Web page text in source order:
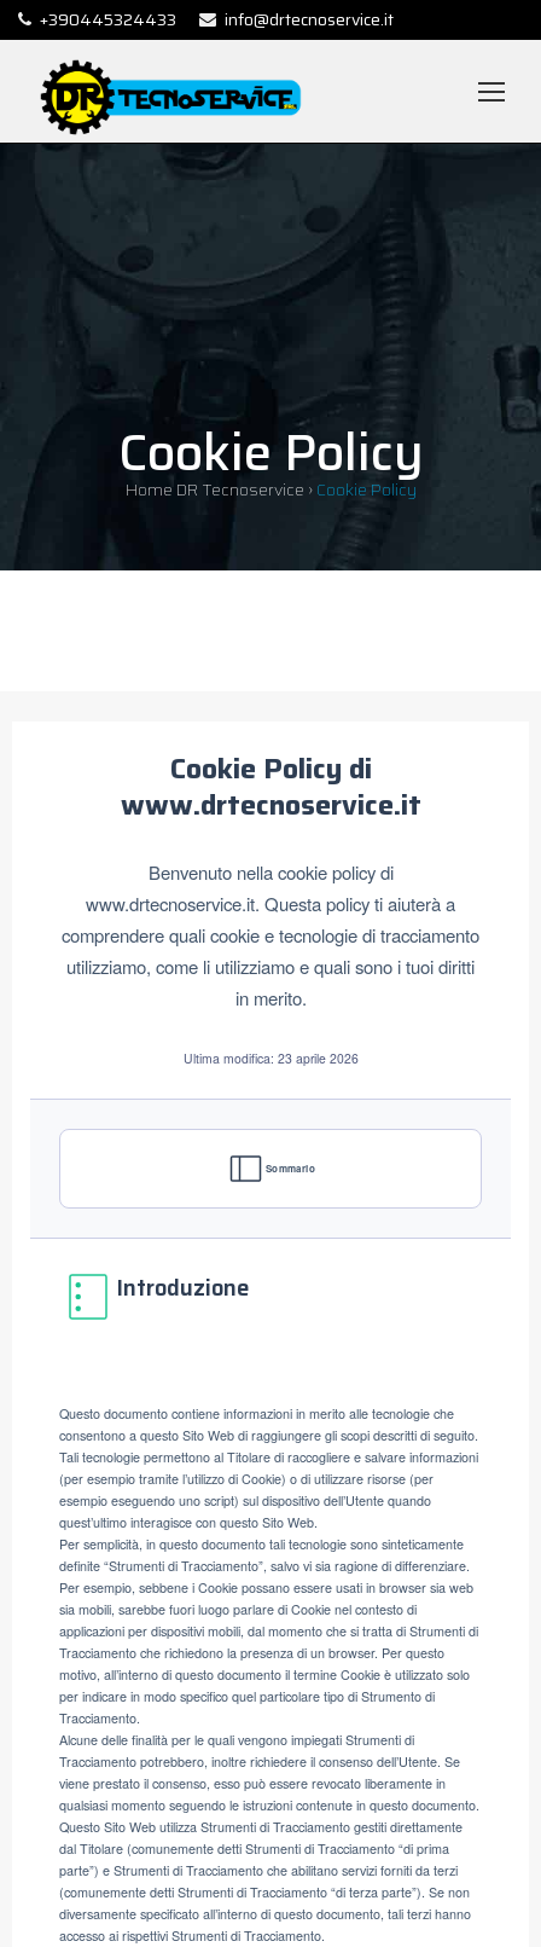
+390445324433 info@drtecnoservice.it
Cookie Policy
Home DR Tecnoservice ›Cookie Policy
Cookie Policy di
www.drtecnoservice.it
Benvenuto nella cookie policy di
www.drtecnoservice.it. Questa policy ti aiuterà a
comprendere quali cookie e tecnologie di tracciamento
utilizziamo, come li utilizziamo e quali sono i tuoi diritti
in merito.
Ultima modifica: 23 aprile 2026
Sommario
Introduzione
Questo documento contiene informazioni in merito alle tecnologie che
consentono a questo Sito Web di raggiungere gli scopi descritti di seguito.
Tali tecnologie permettono al Titolare di raccogliere e salvare informazioni
(per esempio tramite l’utilizzo di Cookie) o di utilizzare risorse (per
esempio eseguendo uno script) sul dispositivo dell’Utente quando
quest’ultimo interagisce con questo Sito Web.
Per semplicità, in questo documento tali tecnologie sono sinteticamente
definite “Strumenti di Tracciamento”, salvo vi sia ragione di differenziare.
Per esempio, sebbene i Cookie possano essere usati in browser sia web
sia mobili, sarebbe fuori luogo parlare di Cookie nel contesto di
applicazioni per dispositivi mobili, dal momento che si tratta di Strumenti di
Tracciamento che richiedono la presenza di un browser. Per questo
motivo, all’interno di questo documento il termine Cookie è utilizzato solo
per indicare in modo specifico quel particolare tipo di Strumento di
Tracciamento.
Alcune delle finalità per le quali vengono impiegati Strumenti di
Tracciamento potrebbero, inoltre richiedere il consenso dell’Utente. Se
viene prestato il consenso, esso può essere revocato liberamente in
qualsiasi momento seguendo le istruzioni contenute in questo documento.
Questo Sito Web utilizza Strumenti di Tracciamento gestiti direttamente
dal Titolare (comunemente detti Strumenti di Tracciamento “di prima
parte”) e Strumenti di Tracciamento che abilitano servizi forniti da terzi
(comunemente detti Strumenti di Tracciamento “di terza parte”). Se non
diversamente specificato all’interno di questo documento, tali terzi hanno
accesso ai rispettivi Strumenti di Tracciamento.